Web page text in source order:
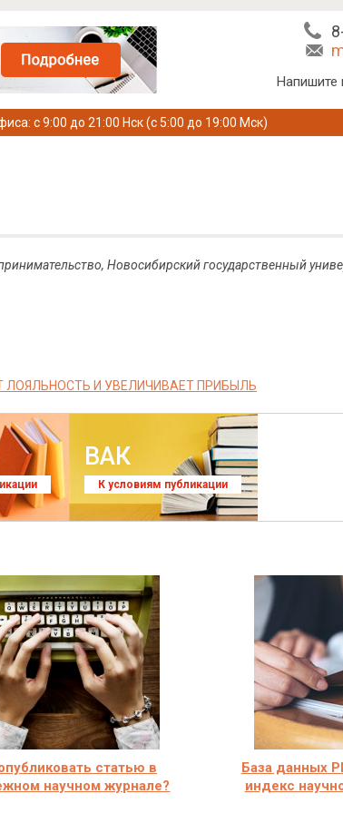
Напишите
с 9:00 до 21:00 Нск (с 5:00 до 19:00 Мск)
Новосибирский государственный
И УВЕЛИЧИВАЕТ ПРИБЫЛЬ
ВАК
К условиям публикации
статью в
научном журнале?
База данных
индекс